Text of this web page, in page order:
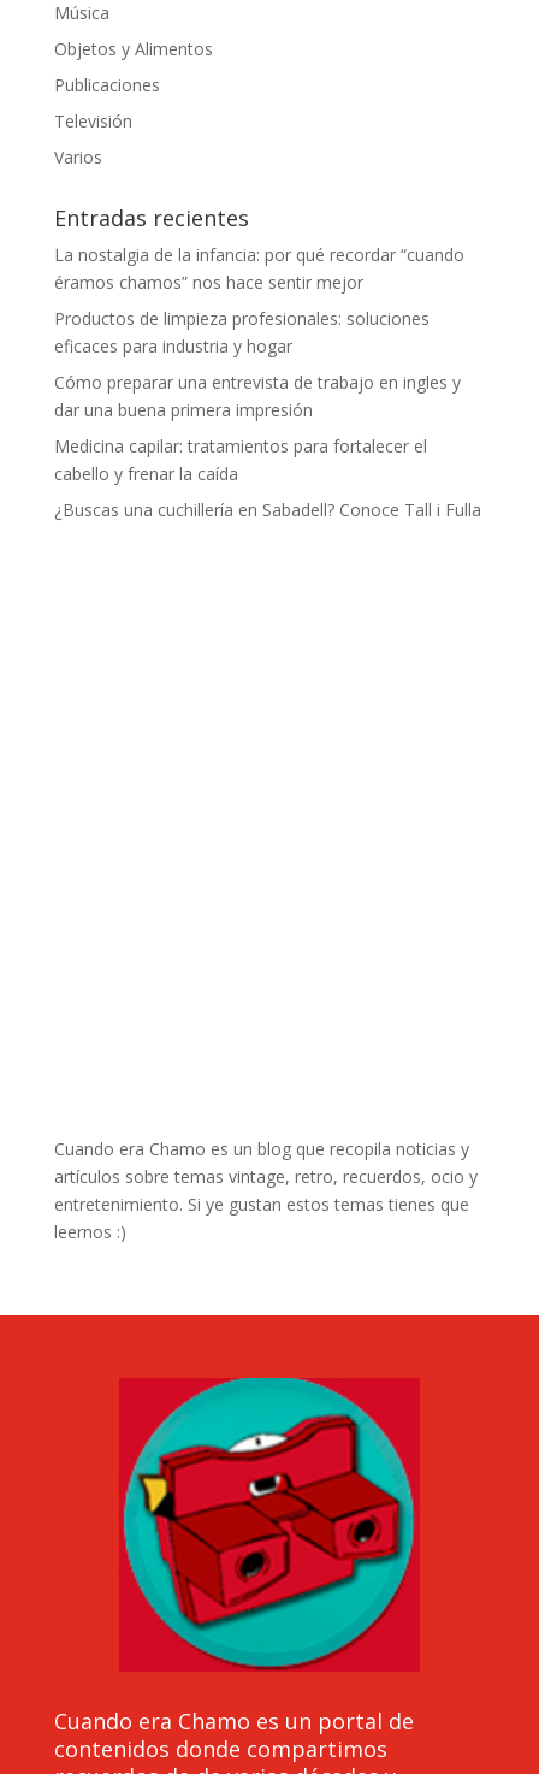
Música
Objetos y Alimentos
Publicaciones
Televisión
Varios
Entradas recientes
La nostalgia de la infancia: por qué recordar “cuando
éramos chamos” nos hace sentir mejor
Productos de limpieza profesionales: soluciones
eficaces para industria y hogar
Cómo preparar una entrevista de trabajo en ingles y
dar una buena primera impresión
Medicina capilar: tratamientos para fortalecer el
cabello y frenar la caída
¿Buscas una cuchillería en Sabadell? Conoce Tall i Fulla
Cuando era Chamo es un blog que recopila noticias y
artículos sobre temas vintage, retro, recuerdos, ocio y
entretenimiento. Si ye gustan estos temas tienes que
leernos :)
Cuando era Chamo es un portal de
contenidos donde compartimos